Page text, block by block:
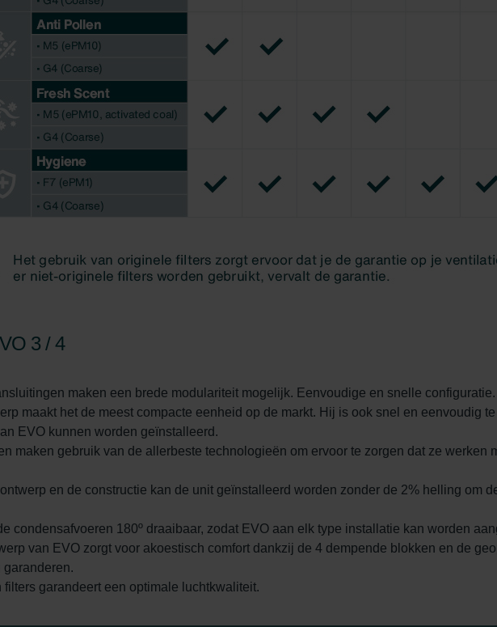
Group Sales International: Privacy Policy
Group Schweiz AG: Datenschutz
Polska Sp. z o.o.: Oświadczenie o ochronie danych Zehnder
Group UK Limited: Privacy Policy
3 / 4
maken een brede modulariteit mogelijk. Eenvoudige en snelle configuratie.
maakt het de meest compacte eenheid op de markt. Hij is ook snel en eenvoudig
EVO kunnen worden geïnstalleerd.
maken gebruik van de allerbeste technologieën om ervoor te zorgen dat ze werken
en de constructie kan de unit geïnstalleerd worden zonder de 2% helling om
condensafvoeren 180º draaibaar, zodat EVO aan elk type installatie kan worden
van EVO zorgt voor akoestisch comfort dankzij de 4 dempende blokken en de
filters garandeert een optimale luchtkwaliteit.